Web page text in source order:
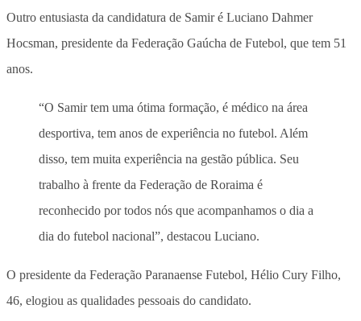
Outro entusiasta da candidatura de Samir é Luciano Dahmer
Hocsman, presidente da Federação Gaúcha de Futebol, que tem 51
anos.
“O Samir tem uma ótima formação, é médico na área
desportiva, tem anos de experiência no futebol. Além
disso, tem muita experiência na gestão pública. Seu
trabalho à frente da Federação de Roraima é
reconhecido por todos nós que acompanhamos o dia a
dia do futebol nacional”, destacou Luciano.
O presidente da Federação Paranaense Futebol, Hélio Cury Filho,
46, elogiou as qualidades pessoais do candidato.